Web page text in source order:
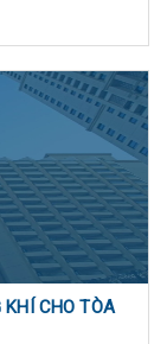
KHÍ CHO TÒA